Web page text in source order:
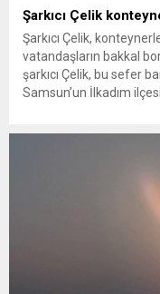
Şarkıcı Çelik
Şarkıcı Çelik,
vatandaşların bakkal
şarkıcı Çelik, bu sefer
Samsun’un İlkadım